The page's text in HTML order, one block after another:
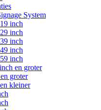
System
inch
inch
inch
inch
inch
en groter
groter
kleiner